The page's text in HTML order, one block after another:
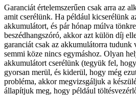
Garanciát értelemszerűen csak arra az
amit cserélünk. Ha például kicserélünk
akkumulátort, és pár hónap múlva
beszédhangszóró, akkor azt külön díj
garanciát csak az akkumulátorra
semmi köze nincs egymáshoz. Olyan
akkumulátort cserélünk (tegyük fel,
gyorsan merül, és kiderül, hogy még
probléma, akkor megvizsgáljuk a
állapítjuk meg, hogy például